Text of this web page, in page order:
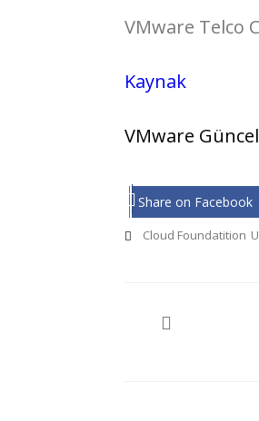
VMware Telco
Kaynak
VMware
Share on Facebook
Cloud Foundatition